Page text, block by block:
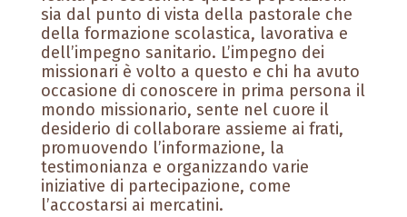
sia dal punto di vista della pastorale che
della formazione scolastica, lavorativa e
dell’impegno sanitario. L’impegno dei
missionari è volto a questo e chi ha avuto
occasione di conoscere in prima persona il
mondo missionario, sente nel cuore il
desiderio di collaborare assieme ai frati,
promuovendo l’informazione, la
testimonianza e organizzando varie
iniziative di partecipazione, come
l’accostarsi ai mercatini.